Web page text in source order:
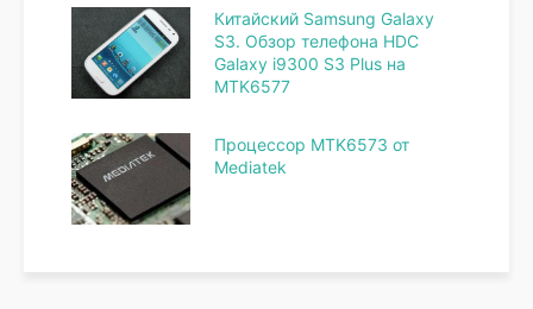
Китайский Samsung Galaxy
S3. Обзор телефона HDC
Galaxy i9300 S3 Plus на
MTK6577
Процессор MTK6573 от
Mediatek